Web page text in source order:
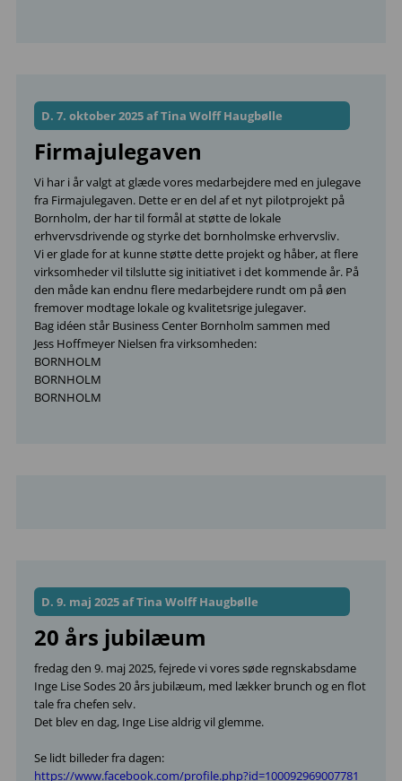
D. 7. oktober 2025 af Tina Wolff Haugbølle
Firmajulegaven
Vi har i år valgt at glæde vores medarbejdere med en julegave
fra Firmajulegaven. Dette er en del af et nyt pilotprojekt på
Bornholm, der har til formål at støtte de lokale
erhvervsdrivende og styrke det bornholmske erhvervsliv.
Vi er glade for at kunne støtte dette projekt og håber, at flere
virksomheder vil tilslutte sig initiativet i det kommende år. På
den måde kan endnu flere medarbejdere rundt om på øen
fremover modtage lokale og kvalitetsrige julegaver.
Bag idéen står Business Center Bornholm sammen med
Jess Hoffmeyer Nielsen fra virksomheden:
BORNHOLM
BORNHOLM
BORNHOLM
D. 9. maj 2025 af Tina Wolff Haugbølle
20 års jubilæum
fredag den 9. maj 2025, fejrede vi vores søde regnskabsdame
Inge Lise Sodes 20 års jubilæum, med lækker brunch og en flot
tale fra chefen selv.
Det blev en dag, Inge Lise aldrig vil glemme.
Se lidt billeder fra dagen:
https://www.facebook.com/profile.php?id=100092969007781